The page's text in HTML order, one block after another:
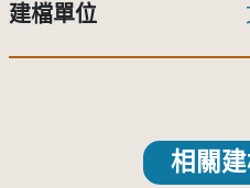
建檔單位
相關